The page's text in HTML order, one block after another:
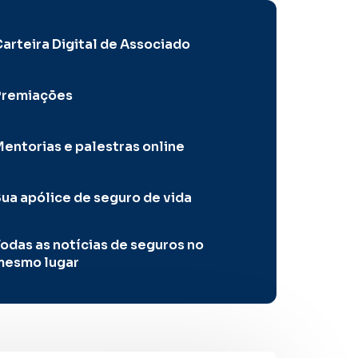
Digital de Associado
e palestras online
apólice de seguro de vida
as notícias de seguros no
lugar